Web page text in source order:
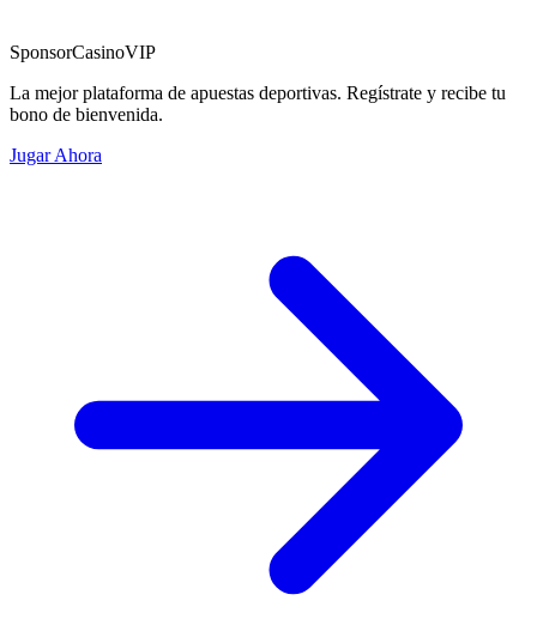
SponsorCasinoVIP
La mejor plataforma de apuestas deportivas. Regístrate y recibe tu
bono de bienvenida.
Jugar Ahora